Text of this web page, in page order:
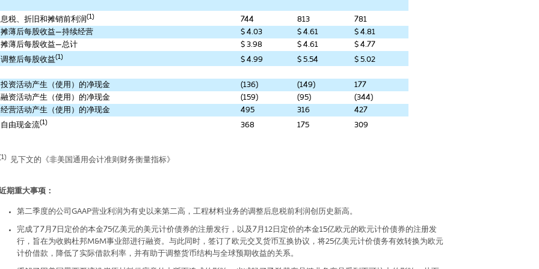
息税、折旧和摊销前利润(1) 744 813
781
摊薄后每股收益—持续经营
$ 4.03 $ 4.61
$ 4.81
摊薄后每股收益—总计
$ 3.98 $ 4.61
$ 4.77
调整后每股收益(1) $ 4.99 $ 5.54 $ 5.02
投资活动产生（使用）的净现金 (136) (149)
177
融资活动产生（使用）的净现金
(159) (95)
(344)
经营活动产生（使用）的净现金
495 316
427
自由现金流(1) 368 175 309
见下文的《非美国通用会计准则财务衡量指标》
期重大事项：
第二季度的公司 GAAP营业利润为有史以来第二高，工程材料业务的调整后息税前利润创历史新高。
完成了 7 月 7 日定价的本金75亿美元的美元计价债券的注册发行，以及7 月 12日定价的本金15亿欧元的欧元计价债券的注册发
行，旨在为收购杜邦M&M事业部进行融资。与此同时，签订了欧元交叉货币互换协议，将25亿美元计价债务有效转换为欧元
计价借款，降低了实际借款利率，并有助于调整货币结构与全球预期收益的关系。